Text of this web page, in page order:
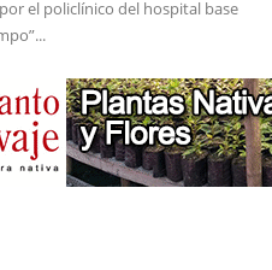
el policlínico del hospital base